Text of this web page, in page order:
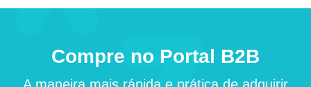
Compre no Portal B2B